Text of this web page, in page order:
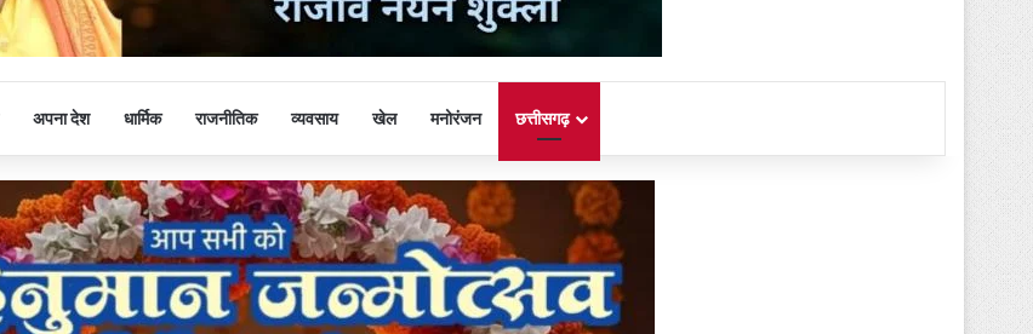
अपना देश धार्मिक राजनीतिक व्यवसाय खेल मनोरंजन छत्तीसगढ़